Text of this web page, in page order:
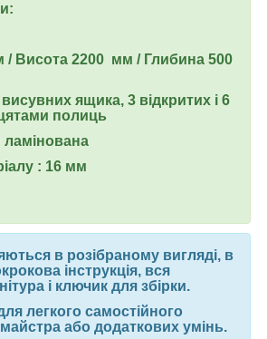
Висота 2200 мм / Глибина 500
ящика, 3 відкритих і 6
полиць
ламінована
: 16 мм
в розібраному вигляді, в
інструкція, вся
і ключик для збірки.
легкого самостійного
або додаткових умінь.